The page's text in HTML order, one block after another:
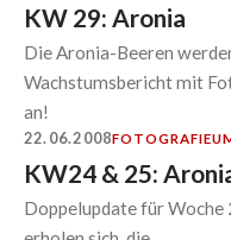
KW 29: Aronia
Die Aronia-Beeren
Wachstumsbericht mit
an!
22.06.2008FOTOGRAFIE
KW24 & 25:
Doppelupdate für Woche